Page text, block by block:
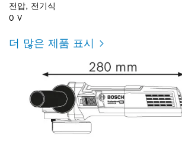
전압, 전기식
0 V
더 많은 제품 표시